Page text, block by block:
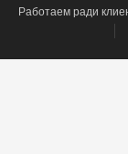
Работаем ради